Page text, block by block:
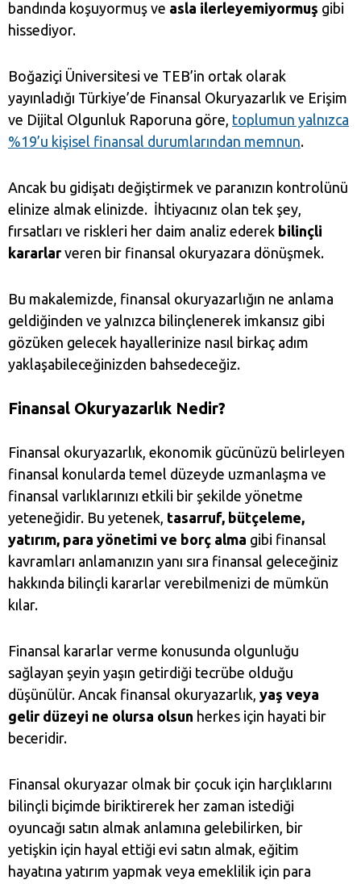
bandında koşuyormuş ve asla ilerleyemiyormuş gibi
hissediyor.
Boğaziçi Üniversitesi ve TEB’in ortak olarak
yayınladığı Türkiye’de Finansal Okuryazarlık ve Erişim
ve Dijital Olgunluk Raporuna göre, toplumun yalnızca
%19’u kişisel finansal durumlarından memnun.
Ancak bu gidişatı değiştirmek ve paranızın kontrolünü
elinize almak elinizde. İhtiyacınız olan tek şey,
fırsatları ve riskleri her daim analiz ederek bilinçli
kararlarveren bir finansal okuryazara dönüşmek.
Bu makalemizde, finansal okuryazarlığın ne anlama
geldiğinden ve yalnızca bilinçlenerek imkansız gibi
gözüken gelecek hayallerinize nasıl birkaç adım
yaklaşabileceğinizden bahsedeceğiz.
Finansal Okuryazarlık Nedir?
Finansal okuryazarlık, ekonomik gücünüzü belirleyen
finansal konularda temel düzeyde uzmanlaşma ve
finansal varlıklarınızı etkili bir şekilde yönetme
yeteneğidir. Bu yetenek, tasarruf, bütçeleme,
yatırım, para yönetimi ve borç alma gibi finansal
kavramları anlamanızın yanı sıra finansal geleceğiniz
hakkında bilinçli kararlar verebilmenizi de mümkün
kılar.
Finansal kararlar verme konusunda olgunluğu
sağlayan şeyin yaşın getirdiği tecrübe olduğu
düşünülür. Ancak finansal okuryazarlık, yaş veya
gelir düzeyi ne olursa olsun herkes için hayati bir
beceridir.
Finansal okuryazar olmak bir çocuk için harçlıklarını
bilinçli biçimde biriktirerek her zaman istediği
oyuncağı satın almak anlamına gelebilirken, bir
yetişkin için hayal ettiği evi satın almak, eğitim
hayatına yatırım yapmak veya emeklilik için para